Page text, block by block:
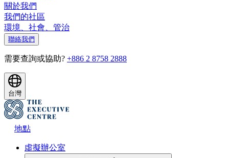
關於我們
我們的社區
環境、社會、管治
聯絡我們
需要查詢或協助? +886 2 8758 2888
台灣
地點
虛擬辦公室